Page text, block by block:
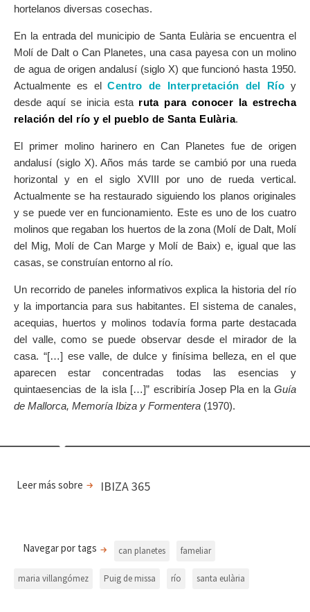
hortelanos diversas cosechas.
En la entrada del municipio de Santa Eulària se encuentra el
Molí de Dalt o Can Planetes, una casa payesa con un molino
de agua de origen andalusí (siglo X) que funcionó hasta 1950.
Actualmente es elCentro de Interpretación del Río y
desde aquí se inicia esta ruta para conocer la estrecha
relación del río y el pueblo de Santa Eulària.
El primer molino harinero en Can Planetes fue de origen
andalusí (siglo X). Años más tarde se cambió por una rueda
horizontal y en el siglo XVIII por uno de rueda vertical.
Actualmente se ha restaurado siguiendo los planos originales
y se puede ver en funcionamiento. Este es uno de los cuatro
molinos que regaban los huertos de la zona (Molí de Dalt, Molí
del Mig, Molí de Can Marge y Molí de Baix) e, igual que las
casas, se construían entorno al río.
Un recorrido de paneles informativos explica la historia del río
y la importancia para sus habitantes. El sistema de canales,
acequias, huertos y molinos todavía forma parte destacada
del valle, como se puede observar desde el mirador de la
casa. “[…] ese valle, de dulce y finísima belleza, en el que
aparecen estar concentradas todas las esencias y
quintaesencias de la isla […]” escribiría Josep Pla en la Guía
de Mallorca, Memoría Ibiza y Formentera (1970).
Leer más sobre IBIZA 365
Navegar por tags can planetes fameliar
maria villangómez Puig de missa río santa eulària